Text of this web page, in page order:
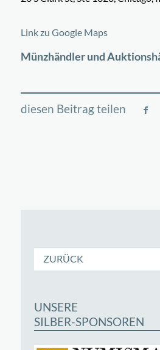
+
Link zu Google Maps
Münzhändler und
ZURÜCK
UNSERE
SILBER-SPONSOREN